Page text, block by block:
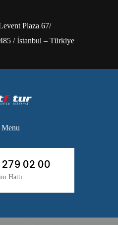
Plaza 67/
/ İstanbul – Türkiye
Menu
279 02 00
Hattı